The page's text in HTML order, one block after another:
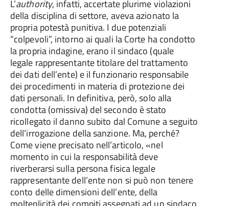
L’authority, infatti, accertate plurime violazioni
della disciplina di settore, aveva azionato la
propria potestà punitiva. I due potenziali
“colpevoli”, intorno ai quali la Corte ha condotto
la propria indagine, erano il sindaco (quale
legale rappresentante titolare del trattamento
dei dati dell’ente) e il funzionario responsabile
dei procedimenti in materia di protezione dei
dati personali. In definitiva, però, solo alla
condotta (omissiva) del secondo è stato
ricollegato il danno subito dal Comune a seguito
dell’irrogazione della sanzione. Ma, perché?
Come viene precisato nell’articolo, «nel
momento in cui la responsabilità deve
riverberarsi sulla persona fisica legale
rappresentante dell’ente non si può non tenere
conto delle dimensioni dell’ente, della